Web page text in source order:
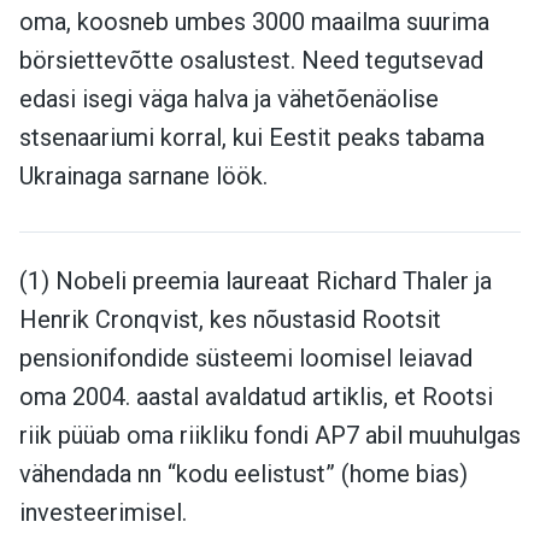
oma, koosneb umbes 3000 maailma suurima
börsiettevõtte osalustest. Need tegutsevad
edasi isegi väga halva ja vähetõenäolise
stsenaariumi korral, kui Eestit peaks tabama
Ukrainaga sarnane löök.
(1) Nobeli preemia laureaat Richard Thaler ja
Henrik Cronqvist, kes nõustasid Rootsit
pensionifondide süsteemi loomisel leiavad
oma 2004. aastal avaldatud artiklis, et Rootsi
riik püüab oma riikliku fondi AP7 abil muuhulgas
vähendada nn “kodu eelistust” (home bias)
investeerimisel.